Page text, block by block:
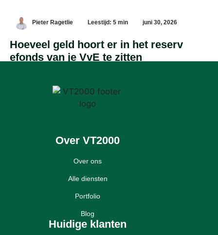
Pieter Ragetlie Leestijd: 5 min juni 30, 2026
Hoeveel geld hoort er in het reserv
efonds van je VvE te zitten
Over VT2000
Over ons
Alle diensten
Portfolio
Blog
Huidige klanten